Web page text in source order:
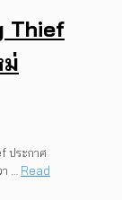
Thief
ม่
ประกาศ
… Read